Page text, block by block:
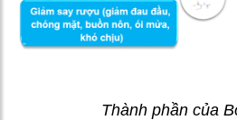
Thành phần của